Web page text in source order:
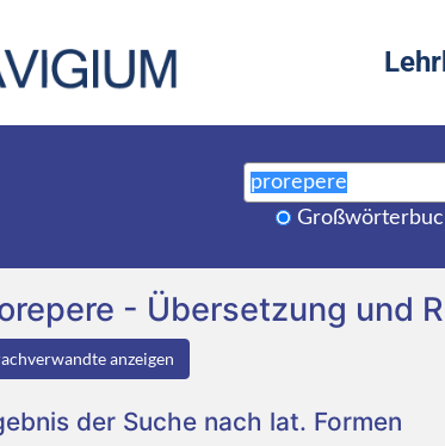
- Übersetzung und
anzeigen
der Suche nach lat. Formen